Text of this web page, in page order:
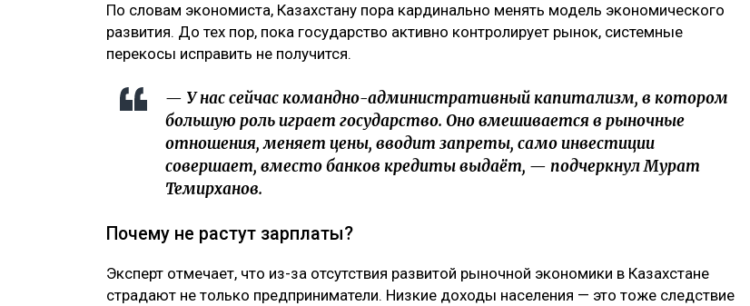
По словам экономиста, Казахстану пора кардинально менять модель экономического
развития. До тех пор, пока государство активно контролирует рынок, системные
перекосы исправить не получится.
— У нас сейчас командно-административный капитализм, в котором
большую роль играет государство. Оно вмешивается в рыночные
отношения, меняет цены, вводит запреты, само инвестиции
совершает, вместо банков кредиты выдаёт, — подчеркнул Мурат
Темирханов.
Почему не растут зарплаты?
Эксперт отмечает, что из-за отсутствия развитой рыночной экономики в Казахстане
страдают не только предприниматели. Низкие доходы населения — это тоже следствие